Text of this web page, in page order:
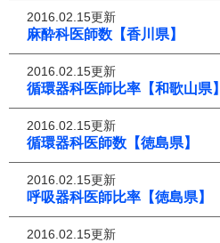
2016.02.15更新
麻酔科医師数【香川県】
2016.02.15更新
循環器科医師比率【和歌山県】
2016.02.15更新
循環器科医師数【徳島県】
2016.02.15更新
呼吸器科医師比率【徳島県】
2016.02.15更新